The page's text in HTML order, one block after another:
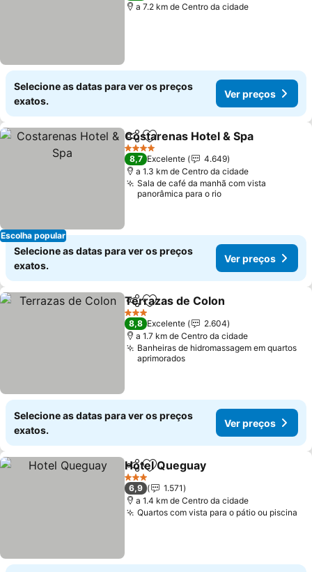
a 7.2 km de Centro da cidade
Selecione as datas para ver os preços
exatos.
Ver preços
Escolha popular
PartilharAdicionar aos favoritos
Costarenas Hotel & Spa
4 Estrelas
8,7 Excelente
4.649
a 1.3 km de Centro da cidade
Sala de café da manhã com vista
panorâmica para o rio
Selecione as datas para ver os preços
exatos.
Ver preços
PartilharAdicionar aos favoritos
Terrazas de Colon
3 Estrelas
8,8 Excelente
2.604
a 1.7 km de Centro da cidade
Banheiras de hidromassagem em quartos
aprimorados
Selecione as datas para ver os preços
exatos.
Ver preços
PartilharAdicionar aos favoritos
Hotel Queguay
3 Estrelas
6,9
1.571
a 1.4 km de Centro da cidade
Quartos com vista para o pátio ou piscina